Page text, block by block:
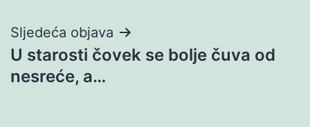
Sljedeća objava
U starosti čovek se bolje čuva od
nesreće, a…